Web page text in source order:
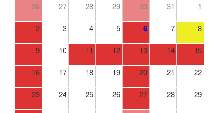
26 27 28 29 30 31 1
2 3 4 5 6 7 8
9 10 11 12 13 14 15
16 17 18 19 20 21 22
23 24 25 26 27 28 29